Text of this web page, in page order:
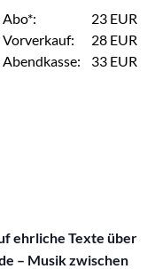
Abo*:
23 EUR
Vorverkauf:
28 EUR
Abendkasse:
33 EUR
ehrliche Texte über
– Musik zwischen